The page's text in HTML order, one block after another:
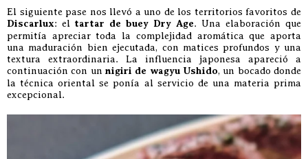
El siguiente pase nos llevó a uno de los territorios favoritos de
Discarlux: el tartar de buey Dry Age. Una elaboración que
permitía apreciar toda la complejidad aromática que aporta
una maduración bien ejecutada, con matices profundos y una
textura extraordinaria. La influencia japonesa apareció a
continuación con un nigiri de wagyu Ushido, un bocado donde
la técnica oriental se ponía al servicio de una materia prima
excepcional.